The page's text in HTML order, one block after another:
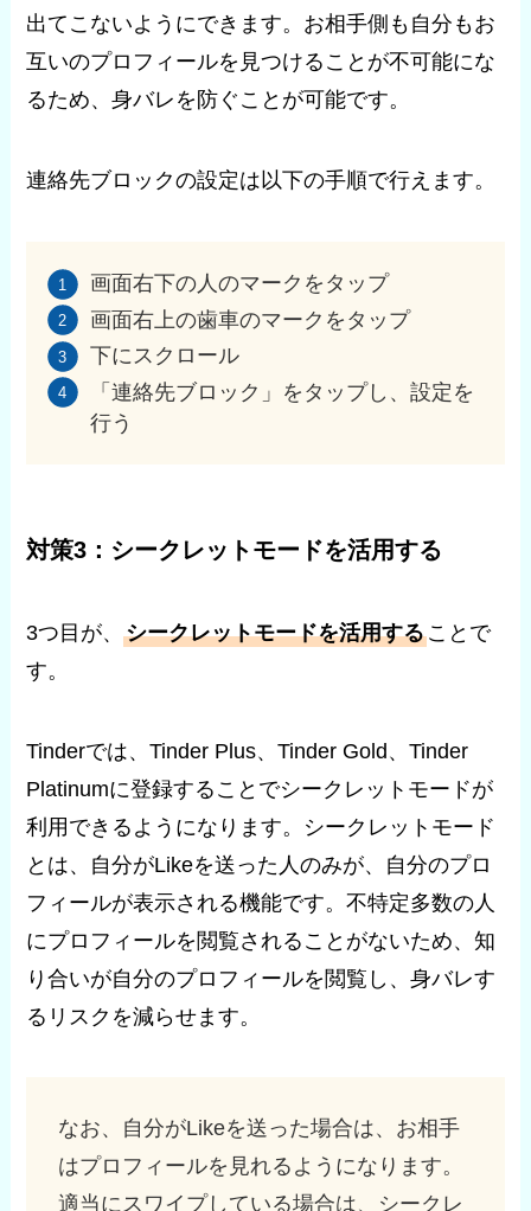
出てこないようにできます。お相手側も自分もお
互いのプロフィールを見つけることが不可能にな
るため、身バレを防ぐことが可能です。
連絡先ブロックの設定は以下の手順で行えます。
画面右下の人のマークをタップ
画面右上の歯車のマークをタップ
下にスクロール
「連絡先ブロック」をタップし、設定を
行う
対策3：シークレットモードを活用する
3つ目が、シークレットモードを活用することで
す。
Tinderでは、Tinder Plus、Tinder Gold、Tinder
Platinumに登録することでシークレットモードが
利用できるようになります。シークレットモード
とは、自分がLikeを送った人のみが、自分のプロ
フィールが表示される機能です。不特定多数の人
にプロフィールを閲覧されることがないため、知
り合いが自分のプロフィールを閲覧し、身バレす
るリスクを減らせます。
なお、自分がLikeを送った場合は、お相手
はプロフィールを見れるようになります。
適当にスワイプしている場合は、シークレ